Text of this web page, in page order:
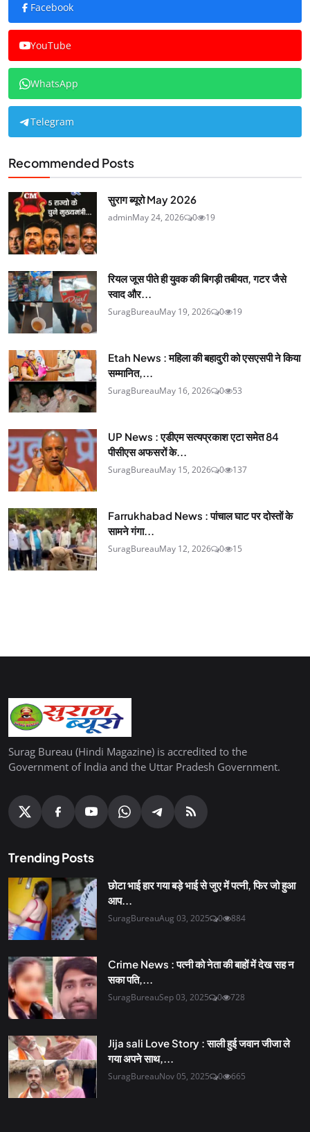
Facebook
YouTube
WhatsApp
Telegram
Recommended Posts
सुराग ब्यूरो May 2026
adminMay 24, 2026 0 19
रियल जूस पीते ही युवक की बिगड़ी तबीयत, गटर जैसे
स्वाद और...
SuragBureauMay 19, 2026 0 19
Etah News : महिला की बहादुरी को एसएसपी ने किया
सम्मानित,...
SuragBureauMay 16, 2026 0 53
UP News : एडीएम सत्यप्रकाश एटा समेत 84
पीसीएस अफसरों के...
SuragBureauMay 15, 2026 0 137
Farrukhabad News : पांचाल घाट पर दोस्तों के
सामने गंगा...
SuragBureauMay 12, 2026 0 15
Surag Bureau (Hindi Magazine) is accredited to the
Government of India and the Uttar Pradesh Government.
Trending Posts
छोटा भाई हार गया बड़े भाई से जुए में पत्नी, फिर जो हुआ
आप...
SuragBureauAug 03, 2025 0 884
Crime News : पत्नी को नेता की बाहों में देख सह न
सका पति,...
SuragBureauSep 03, 2025 0 728
Jija sali Love Story : साली हुई जवान जीजा ले
गया अपने साथ,...
SuragBureauNov 05, 2025 0 665